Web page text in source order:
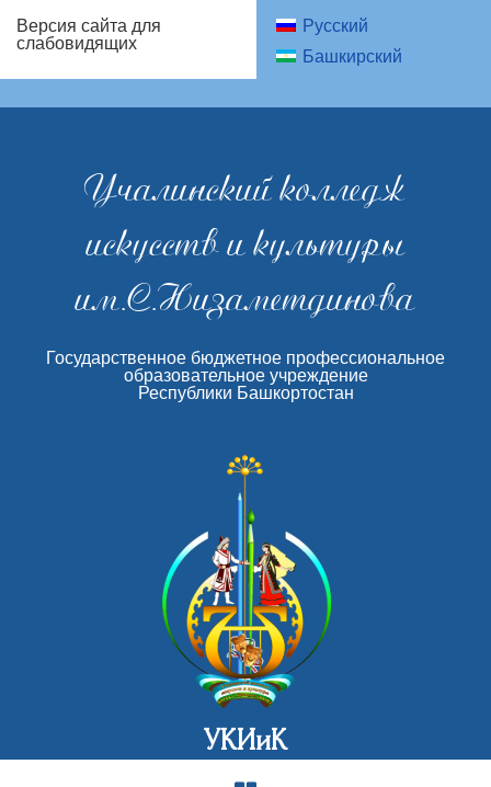
Версия сайта для
слабовидящих
Русский
Башкирский
Учалинский колледж
искусств и культуры
им.С.Низаметдинова
Государственное бюджетное профессиональное
образовательное учреждение
Республики Башкортостан
УКИиК